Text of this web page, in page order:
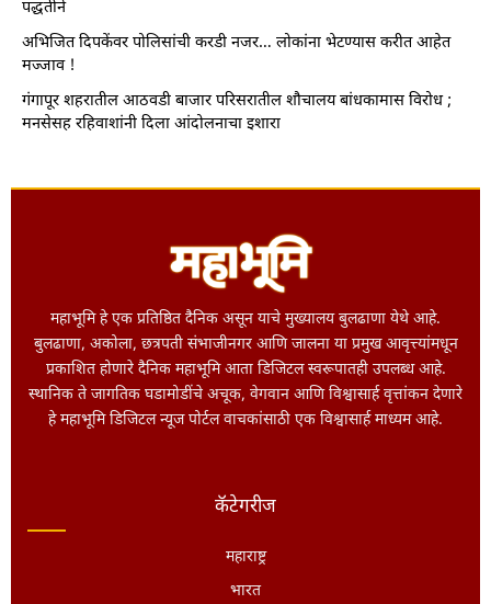
पद्धतीने
अभिजित दिपकेंवर पोलिसांची करडी नजर… लोकांना भेटण्यास करीत आहेत
मज्जाव !
गंगापूर शहरातील आठवडी बाजार परिसरातील शौचालय बांधकामास विरोध ;
मनसेसह रहिवाशांनी दिला आंदोलनाचा इशारा
महाभूमि हे एक प्रतिष्ठित दैनिक असून याचे मुख्यालय बुलढाणा येथे आहे.
बुलढाणा, अकोला, छत्रपती संभाजीनगर आणि जालना या प्रमुख आवृत्त्यांमधून
प्रकाशित होणारे दैनिक महाभूमि आता डिजिटल स्वरूपातही उपलब्ध आहे.
स्थानिक ते जागतिक घडामोडींचे अचूक, वेगवान आणि विश्वासार्ह वृत्तांकन देणारे
हे महाभूमि डिजिटल न्यूज पोर्टल वाचकांसाठी एक विश्वासार्ह माध्यम आहे.
कॅटेगरीज
महाराष्ट्र
भारत